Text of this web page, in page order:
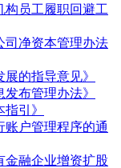
构员工履职回避工
司净资本管理办法
的指导意见》
布管理办法》
引》
账户管理程序的通
金融企业增资扩股